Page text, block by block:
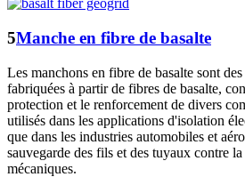
5Manche en fibre de basalte
Les manchons en fibre de basalte sont
fabriquées à partir de fibres de basalte,
protection et le renforcement de divers
utilisés dans les applications d'isolation
que dans les industries automobiles et
sauvegarde des fils et des tuyaux contre
mécaniques.